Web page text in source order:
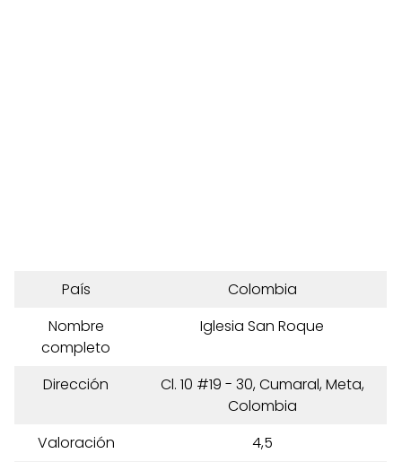
País
Colombia
Nombre
completo
Iglesia San Roque
Dirección
Cl. 10 #19 - 30, Cumaral, Meta,
Colombia
Valoración
4,5